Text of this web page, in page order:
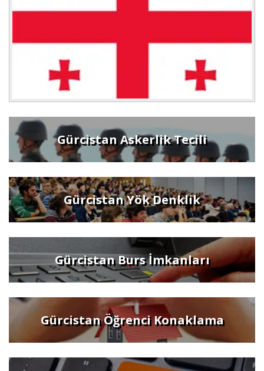
Gürcistan Askerlik Tecili
Gürcistan Yök Denklik
Gürcistan Burs İmkanları
Gürcistan Öğrenci Konaklama